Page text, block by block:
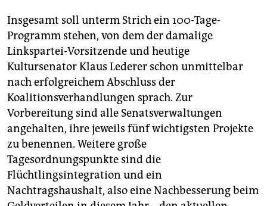
Insgesamt soll unterm Strich ein 100-Tage-
Programm stehen, von dem der damalige
Linkspartei-Vorsitzende und heutige
Kultursenator Klaus Lederer schon unmittelbar
nach erfolgreichem Abschluss der
Koalitionsverhandlungen sprach. Zur
Vorbereitung sind alle Senatsverwaltungen
angehalten, ihre jeweils fünf wichtigsten Projekte
zu benennen. Weitere große
Tagesordnungspunkte sind die
Flüchtlingsintegration und ein
Nachtragshaushalt, also eine Nachbesserung beim